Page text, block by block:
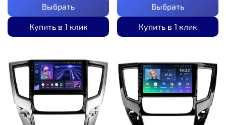
Выбрать
Купить в 1 клик
Выбрать
Купить в 1 клик